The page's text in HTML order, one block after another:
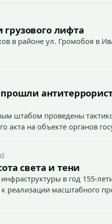
лифта
в районе ул. Громобоя в
штабом проведены
акта на объекте органов
света и тени
в год 155-
реализации масштабного